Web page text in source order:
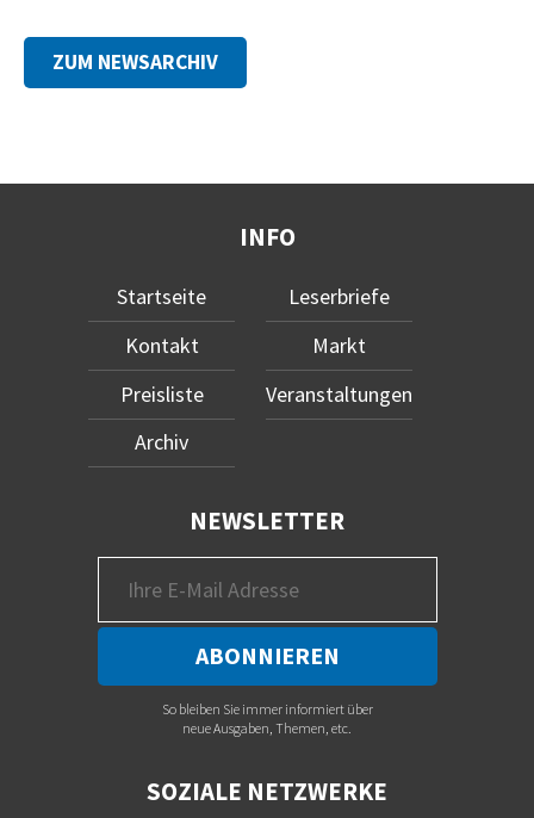
ZUM NEWSARCHIV
INFO
Startseite
Kontakt
Preisliste
Archiv
Leserbriefe
Markt
Veranstaltungen
NEWSLETTER
So bleiben Sie immer informiert über
neue Ausgaben, Themen, etc.
SOZIALE NETZWERKE